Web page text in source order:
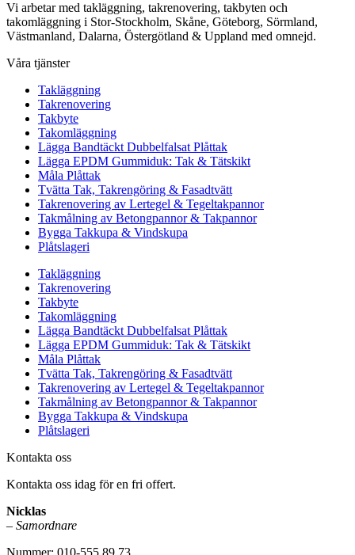
Vi arbetar med takläggning, takrenovering, takbyten och
takomläggning i Stor-Stockholm, Skåne, Göteborg, Sörmland,
Västmanland, Dalarna, Östergötland & Uppland med omnejd.
Våra tjänster
Takläggning
Takrenovering
Takbyte
Takomläggning
Lägga Bandtäckt Dubbelfalsat Plåttak
Lägga EPDM Gummiduk: Tak & Tätskikt
Måla Plåttak
Tvätta Tak, Takrengöring & Fasadtvätt
Takrenovering av Lertegel & Tegeltakpannor
Takmålning av Betongpannor & Takpannor
Bygga Takkupa & Vindskupa
Plåtslageri
Takläggning
Takrenovering
Takbyte
Takomläggning
Lägga Bandtäckt Dubbelfalsat Plåttak
Lägga EPDM Gummiduk: Tak & Tätskikt
Måla Plåttak
Tvätta Tak, Takrengöring & Fasadtvätt
Takrenovering av Lertegel & Tegeltakpannor
Takmålning av Betongpannor & Takpannor
Bygga Takkupa & Vindskupa
Plåtslageri
Kontakta oss
Kontakta oss idag för en fri offert.
Nicklas
– Samordnare